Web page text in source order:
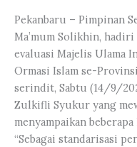
Pekanbaru – Pimpinan
Ma’mum Solikhin,
evaluasi Majelis Ulama
Ormasi Islam se-
serindit, Sabtu (14/9/
Zulkifli Syukur yang
menyampaikan
“Sebagai standarisasi